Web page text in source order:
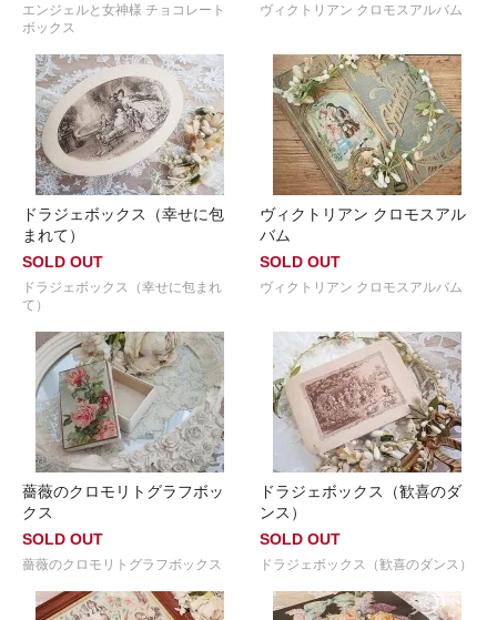
エンジェルと女神様 チョコレート
ボックス
ヴィクトリアン クロモスアルバム
ドラジェボックス（幸せに包
まれて）
SOLD OUT
ドラジェボックス（幸せに包まれ
て）
ヴィクトリアン クロモスアル
バム
SOLD OUT
ヴィクトリアン クロモスアルバム
薔薇のクロモリトグラフボッ
クス
SOLD OUT
薔薇のクロモリトグラフボックス
ドラジェボックス（歓喜のダ
ンス）
SOLD OUT
ドラジェボックス（歓喜のダンス）